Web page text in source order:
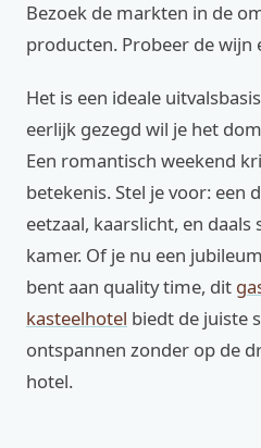
Bezoek de markten in de
producten. Probeer de wijn
Het is een ideale
eerlijk gezegd wil je het
Een romantisch weekend
betekenis. Stel je voor: een
eetzaal, kaarslicht, en
kamer. Of je nu een
bent aan quality time, dit
kasteelhotel biedt de juiste
ontspannen zonder op de
hotel.